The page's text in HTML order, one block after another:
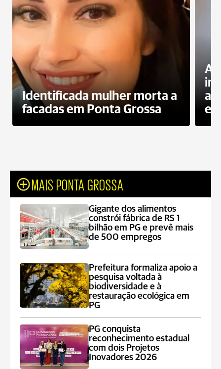
Identificada mulher morta a
facadas em Ponta Grossa
MAIS PONTA GROSSA
Gigante dos alimentos
constrói fábrica de RS 1
bilhão em PG e prevê mais
de 500 empregos
Prefeitura formaliza apoio a
pesquisa voltada à
biodiversidade e à
restauração ecológica em
PG
PG conquista
reconhecimento estadual
com dois Projetos
Inovadores 2026